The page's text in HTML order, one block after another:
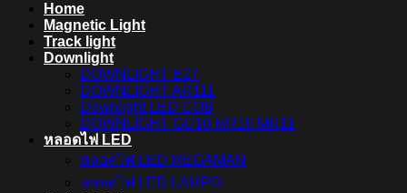
Home
Magnetic Light
Track light
Downlight
DOWNLIGHT E27
DOWNLIGHT AR111
Downlight LED COB
DOWNLIGHT GU10 MR16 MR11
หลอดไฟ LED
หลอดไฟ LED MEGAMAN
หลอดไฟ LED LAMPO